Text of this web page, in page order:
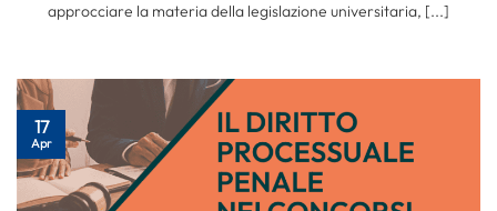
approcciare la materia della legislazione universitaria, [...]
17
Apr